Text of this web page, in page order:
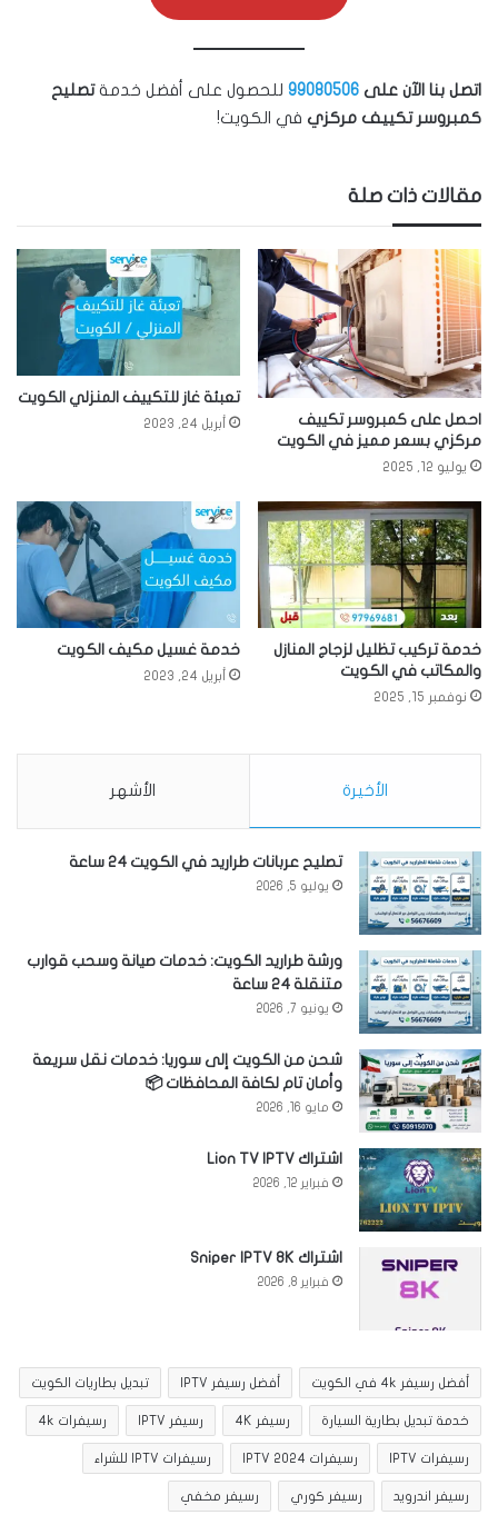
اتصل بنا الآن على 99080506 للحصول على أفضل خدمةتصليح
كمبروسر تكييف مركزي في الكويت!
مقالات ذات صلة
احصل على كمبروسر تكييف
مركزي بسعر مميز في الكويت
يوليو 12, 2025
تعبئة غاز للتكييف المنزلي الكويت
أبريل 24, 2023
خدمة تركيب تظليل لزجاج المنازل
والمكاتب في الكويت
نوفمبر 15, 2025
خدمة غسيل مكيف الكويت
أبريل 24, 2023
الأخيرة الأشهر
تصليح عربانات طراريد في الكويت 24 ساعة
يوليو 5, 2026
ورشة طراريد الكويت: خدمات صيانة وسحب قوارب
متنقلة 24 ساعة
يونيو 7, 2026
شحن من الكويت إلى سوريا: خدمات نقل سريعة
وأمان تام لكافة المحافظات 📦
مايو 16, 2026
اشتراك Lion TV IPTV
فبراير 12, 2026
اشتراك Sniper IPTV 8K
فبراير 8, 2026
أفضل رسيفر 4k في الكويت أفضل رسيفر IPTV تبديل بطاريات الكويت
خدمة تبديل بطارية السيارة رسيفر 4K رسيفر IPTV رسيفرات 4k
رسيفرات IPTV رسيفرات IPTV 2024 رسيفرات IPTV للشراء
رسيفر اندرويد رسيفر كوري رسيفر مخفي